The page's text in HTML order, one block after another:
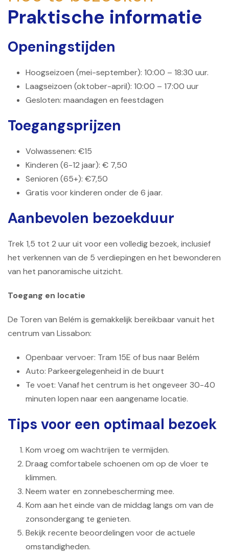
Praktische informatie
Openingstijden
Hoogseizoen (mei-september): 10:00 – 18:30 uur.
Laagseizoen (oktober-april): 10:00 – 17:00 uur
Gesloten: maandagen en feestdagen
Toegangsprijzen
Volwassenen: €15
Kinderen (6-12 jaar): € 7,50
Senioren (65+): €7,50
Gratis voor kinderen onder de 6 jaar.
Aanbevolen bezoekduur
Trek 1,5 tot 2 uur uit voor een volledig bezoek, inclusief
het verkennen van de 5 verdiepingen en het bewonderen
van het panoramische uitzicht.
Toegang en locatie
De Toren van Belém is gemakkelijk bereikbaar vanuit het
centrum van Lissabon:
Openbaar vervoer: Tram 15E of bus naar Belém
Auto: Parkeergelegenheid in de buurt
Te voet: Vanaf het centrum is het ongeveer 30-40
minuten lopen naar een aangename locatie.
Tips voor een optimaal bezoek
Kom vroeg om wachtrijen te vermijden.
Draag comfortabele schoenen om op de vloer te
klimmen.
Neem water en zonnebescherming mee.
Kom aan het einde van de middag langs om van de
zonsondergang te genieten.
Bekijk recente beoordelingen voor de actuele
omstandigheden.